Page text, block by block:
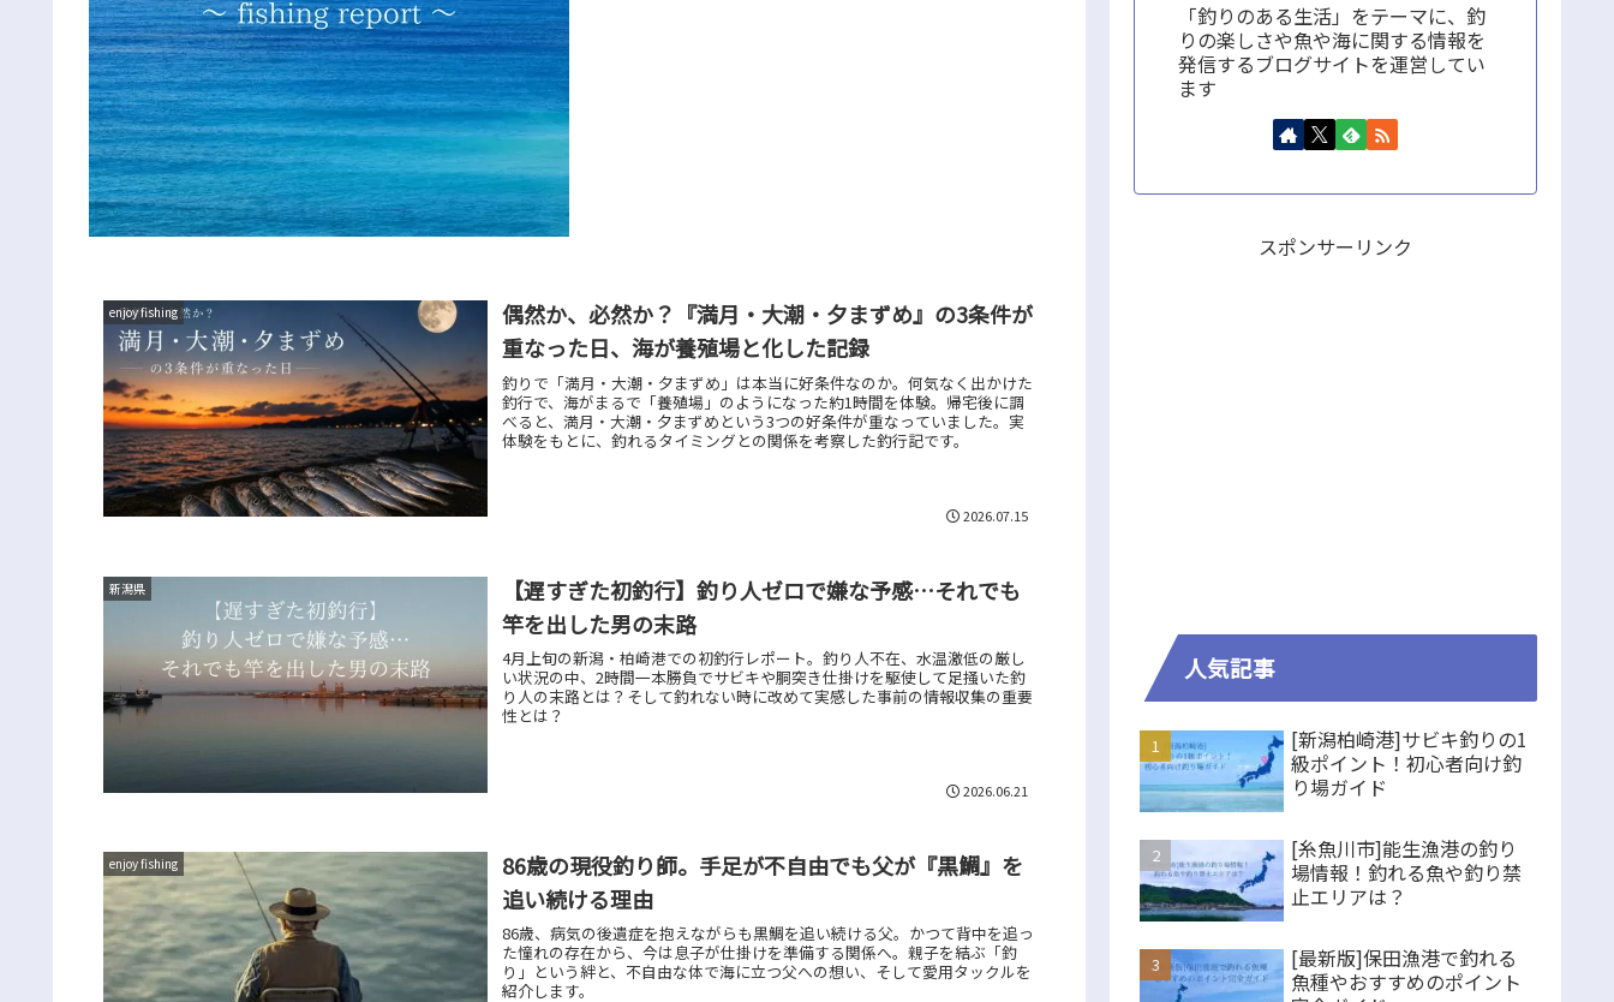
enjoy fishing
偶然か、必然か？『満月・大潮・夕まずめ』の3条件が
重なった日、海が養殖場と化した記録
釣りで「満月・大潮・夕まずめ」は本当に好条件なのか。何気なく出かけた
釣行で、海がまるで「養殖場」のようになった約1時間を体験。帰宅後に調
べると、満月・大潮・夕まずめという3つの好条件が重なっていました。実
体験をもとに、釣れるタイミングとの関係を考察した釣行記です。
2026.07.15
新潟県
【遅すぎた初釣行】釣り人ゼロで嫌な予感…それでも
竿を出した男の末路
4月上旬の新潟・柏崎港での初釣行レポート。釣り人不在、水温激低の厳し
い状況の中、2時間一本勝負でサビキや胴突き仕掛けを駆使して足掻いた釣
り人の末路とは？そして釣れない時に改めて実感した事前の情報収集の重要
性とは？
2026.06.21
enjoy fishing
86歳の現役釣り師。手足が不自由でも父が『黒鯛』を
追い続ける理由
86歳、病気の後遺症を抱えながらも黒鯛を追い続ける父。かつて背中を追っ
た憧れの存在から、今は息子が仕掛けを準備する関係へ。親子を結ぶ「釣
り」という絆と、不自由な体で海に立つ父への想い、そして愛用タックルを
紹介します。
「釣りのある生活」をテーマに、釣
りの楽しさや魚や海に関する情報を
発信するブログサイトを運営してい
ます
スポンサーリンク
人気記事
[新潟柏崎港]サビキ釣りの1
級ポイント！初心者向け釣
り場ガイド
[糸魚川市]能生漁港の釣り
場情報！釣れる魚や釣り禁
止エリアは？
[最新版]保田漁港で釣れる
魚種やおすすめのポイント